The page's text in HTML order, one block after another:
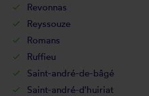
Revonnas
Reyssouze
Romans
Ruffieu
Saint-andré-de-bâgé
Saint-andré-d'huiriat